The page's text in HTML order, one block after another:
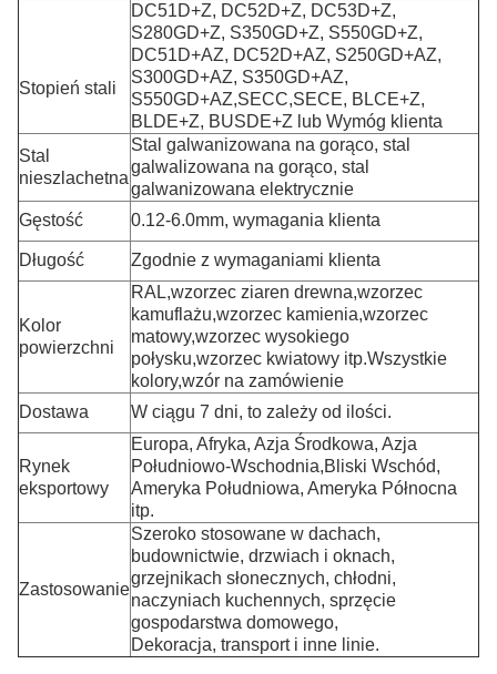
Stopień stali
DC51D+Z, DC52D+Z, DC53D+Z,
S280GD+Z, S350GD+Z, S550GD+Z,
DC51D+AZ, DC52D+AZ, S250GD+AZ,
S300GD+AZ, S350GD+AZ,
S550GD+AZ,SECC,SECE, BLCE+Z,
BLDE+Z, BUSDE+Z lub Wymóg klienta
Stal
nieszlachetna
Stal galwanizowana na gorąco, stal
galwalizowana na gorąco, stal
galwanizowana elektrycznie
Gęstość
0.12-6.0mm, wymagania klienta
Długość Zgodnie z wymaganiami klienta
Kolor
powierzchni
RAL,wzorzec ziaren drewna,wzorzec
kamuflażu,wzorzec kamienia,wzorzec
matowy,wzorzec wysokiego
połysku,wzorzec kwiatowy itp.Wszystkie
kolory,wzór na zamówienie
Dostawa
W ciągu 7 dni, to zależy od ilości.
Rynek
eksportowy
Europa, Afryka, Azja Środkowa, Azja
Południowo-Wschodnia,Bliski Wschód,
Ameryka Południowa, Ameryka Północna
itp.
Zastosowanie
Szeroko stosowane w dachach,
budownictwie, drzwiach i oknach,
grzejnikach słonecznych, chłodni,
naczyniach kuchennych, sprzęcie
gospodarstwa domowego,
Dekoracja, transport i inne linie.